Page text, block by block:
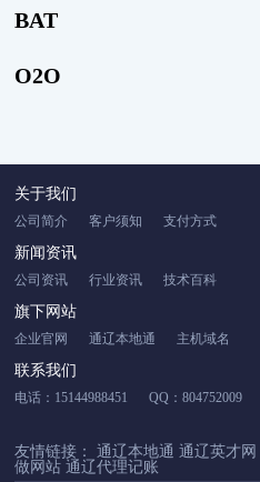
BAT
O2O
关于我们
公司简介 客户须知 支付方式
新闻资讯
公司资讯 行业资讯 技术百科
旗下网站
企业官网 通辽本地通 主机域名
联系我们
电话：15144988451 QQ：804752009
友情链接：通辽本地通 通辽英才网
做网站 通辽代理记账